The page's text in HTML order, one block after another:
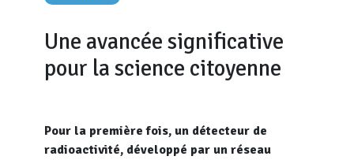
Une avancée significative
pour la science citoyenne
Pour la première fois, un détecteur de
radioactivité, développé par un réseau